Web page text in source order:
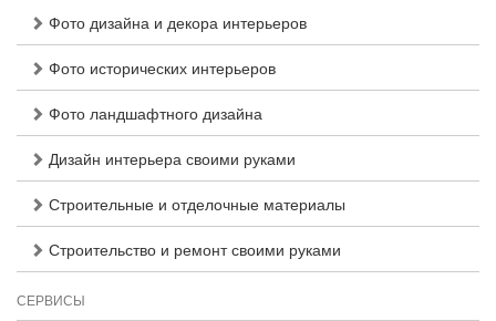
Фото дизайна и декора интерьеров
Фото исторических интерьеров
Фото ландшафтного дизайна
Дизайн интерьера своими руками
Строительные и отделочные материалы
Строительство и ремонт своими руками
СЕРВИСЫ